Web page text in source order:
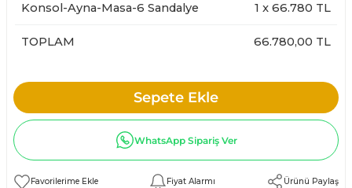
Konsol-Ayna-Masa-6 Sandalye 1 x 66.780 TL
TOPLAM 66.780,00 TL
Sepete Ekle
WhatsApp Sipariş Ver
Fiyat Alarmı Ürünü Paylaş